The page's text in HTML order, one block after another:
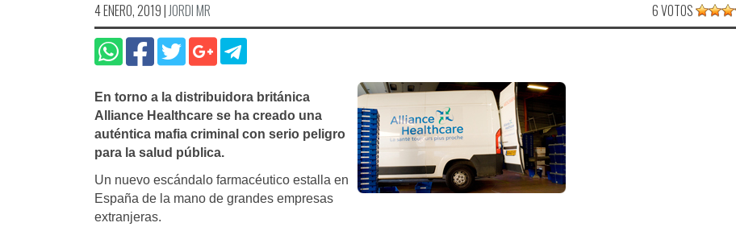
4 ENERO, 2019|JORDI MR 6 VOTOS
En torno a la distribuidora británica
Alliance Healthcare se ha creado una
auténtica mafia criminal con serio peligro
para la salud pública.
Un nuevo escándalo farmacéutico estalla en
España de la mano de grandes empresas
extranjeras.